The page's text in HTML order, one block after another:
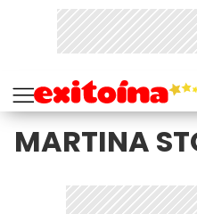
MARTINA